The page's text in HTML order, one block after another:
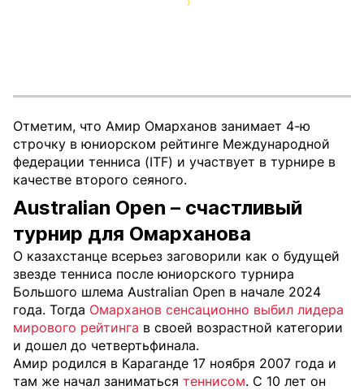
Отметим, что Амир Омарханов занимает 4-ю
строчку в юниорском рейтинге Международной
федерации тенниса (ITF) и участвует в турнире в
качестве второго сеяного.
Australian Open – счастливый
турнир для Омарханова
О казахстанце всерьез заговорили как о будущей
звезде тенниса после юниорского турнира
Большого шлема Australian Open в начале 2024
года. Тогда Омарханов сенсационно выбил лидера
мирового рейтинга в своей возрастной категории
и дошел до четвертьфинала.
Амир родился в Караганде 17 ноября 2007 года и
там же начал заниматься теннисом. С 10 лет он